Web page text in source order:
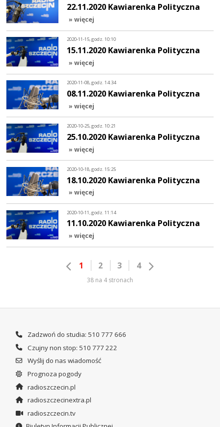
22.11.2020 Kawiarenka Polityczna
» więcej
2020-11-15, godz. 10:10
15.11.2020 Kawiarenka Polityczna
» więcej
2020-11-08, godz. 14:34
08.11.2020 Kawiarenka Polityczna
» więcej
2020-10-25, godz. 10:21
25.10.2020 Kawiarenka Polityczna
» więcej
2020-10-18, godz. 15:25
18.10.2020 Kawiarenka Polityczna
» więcej
2020-10-11, godz. 11:14
11.10.2020 Kawiarenka Polityczna
» więcej
1 2 3 4
38 na 4 stronach
Zadzwoń do studia: 510 777 666
Czujny non stop: 510 777 222
Wyślij do nas wiadomość
Prognoza pogody
radioszczecin.pl
radioszczecinextra.pl
radioszczecin.tv